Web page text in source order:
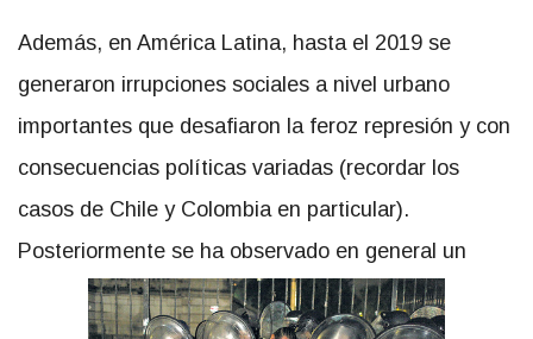
Además, en América Latina, hasta el 2019 se
generaron irrupciones sociales a nivel urbano
importantes que desafiaron la feroz represión y con
consecuencias políticas variadas (recordar los
casos de Chile y Colombia en particular).
Posteriormente se ha observado en general un